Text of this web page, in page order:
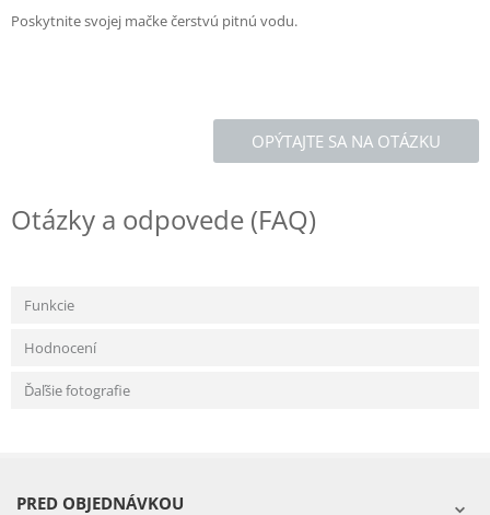
Poskytnite svojej mačke čerstvú pitnú vodu.
OPÝTAJTE SA NA OTÁZKU
Otázky a odpovede (FAQ)
Funkcie
Hodnocení
Ďaľšie fotografie
PRED OBJEDNÁVKOU